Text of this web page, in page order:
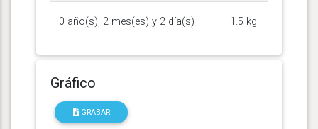
0 año(s), 2 mes(es) y 2 día(s) 1.5 kg
Gráfico
GRABAR